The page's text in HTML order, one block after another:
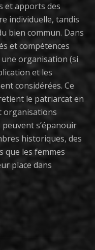
et apports des
individuelle, tandis
bien commun. Dans
et compétences
organisation (si
et les
considérées. Ce
le patriarcat en
organisations
s’épanouir
historiques, des
que les femmes
place dans